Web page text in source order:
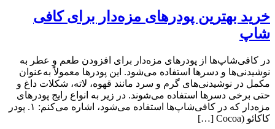
خرید بهترین پودرهای مزه‌دار برای کافی
شاپ
در کافی‌شاپ‌ها از پودرهای مزه‌دار برای افزودن طعم و عطر به
نوشیدنی‌ها و دسرها استفاده می‌شود. این پودرها معمولاً به‌عنوان
مکمل در نوشیدنی‌های گرم و سرد مانند قهوه، لاته، شکلات داغ و
حتی برخی دسرها استفاده می‌شوند. در زیر به انواع رایج پودرهای
مزه‌دار که در کافی‌شاپ‌ها استفاده می‌شود، اشاره می‌کنم: ۱. پودر
کاکائو (Cocoa […]